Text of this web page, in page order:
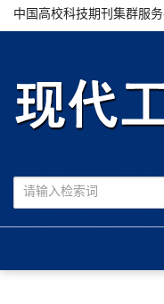
中国高校科技期刊集群服